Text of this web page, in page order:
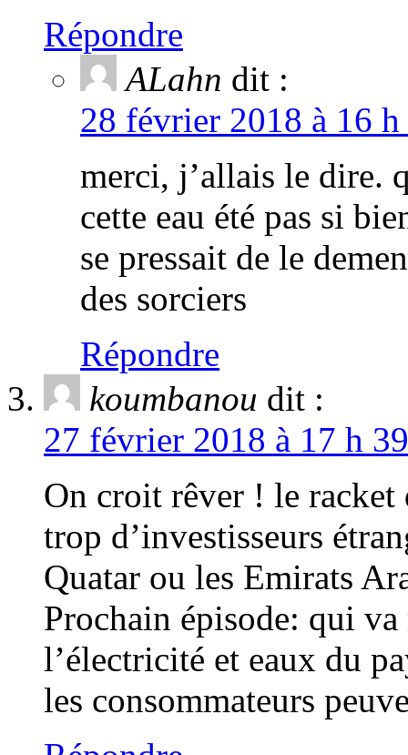
Répondre
ALahn dit :
28 février 2018 à 16
merci, j’allais le dire.
cette eau été pas si
se pressait de le
des sorciers
Répondre
koumbanou dit :
27 février 2018 à 17 h
On croit rêver ! le racket
trop d’investisseurs
Quatar ou les Emirats
Prochain épisode: qui
l’électricité et eaux du
les consommateurs